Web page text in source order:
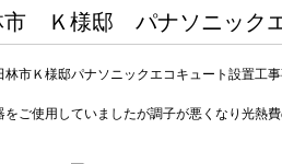
Ｋ様邸 パナソニック
市Ｋ様邸パナソニックエコキュート設置工
をご使用していましたが調子が悪くなり光熱